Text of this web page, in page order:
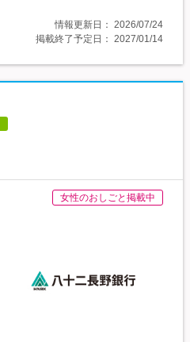
情報更新日： 2026/07/24
掲載終了予定日： 2027/01/14
女性のおしごと掲載中